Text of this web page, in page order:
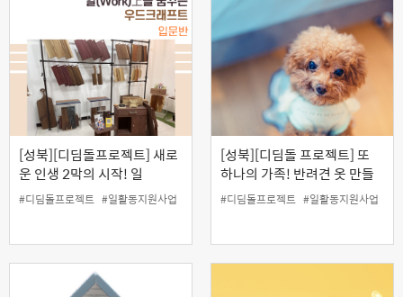
[성북][디딤돌프로젝트] 새로
운 인생 2막의 시작! 일
(work)상(上)을 꿈꾸는 우드
크래프트(목공-입문반))
#디딤돌프로젝트 #일활동지원사업
[성북][디딤돌 프로젝트] 또
하나의 가족! 반려견 옷 만들
기 프로젝트
#디딤돌프로젝트 #일활동지원사업